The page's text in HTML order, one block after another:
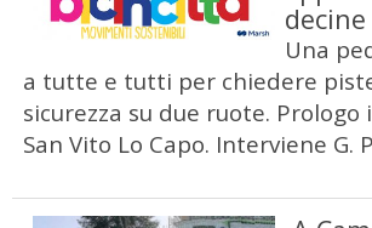
Una
a tutte e tutti per chiedere
sicurezza su due ruote. Prologo
San Vito Lo Capo. Interviene G.